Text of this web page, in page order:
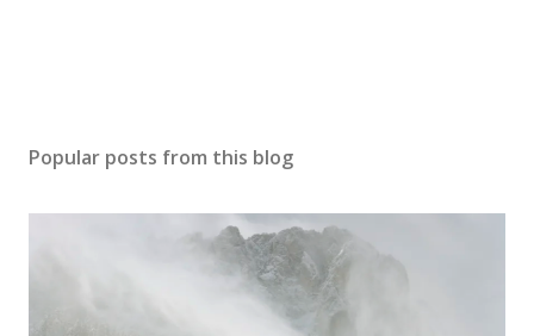
Popular posts from this blog